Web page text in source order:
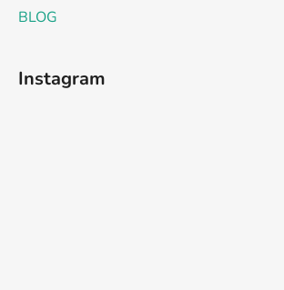
BLOG
Instagram